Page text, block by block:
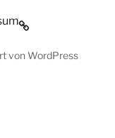
von WordPress